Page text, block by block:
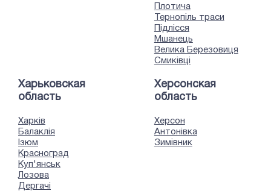
Плотича
Тернопіль траси
Підлісся
Мшанець
Велика Березовиця
Смиківці
Харьковская
область
Харків
Балаклія
Ізюм
Красноград
Куп'янськ
Лозова
Дергачі
Херсонская
область
Херсон
Антонівка
Зимівник